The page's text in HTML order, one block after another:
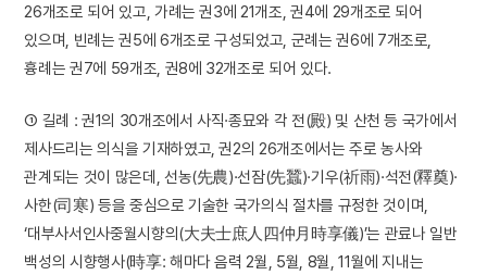
26개조로 되어 있고, 가례는 권3에 21개조, 권4에 29개조로 되어
있으며, 빈례는 권5에 6개조로 구성되었고, 군례는 권6에 7개조로,
흉례는 권7에 59개조, 권8에 32개조로 되어 있다.
① 길례 : 권1의 30개조에서 사직·종묘와 각 전(殿) 및 산천 등 국가에서
제사드리는 의식을 기재하였고, 권2의 26개조에서는 주로 농사와
관계되는 것이 많은데, 선농(先農)·선잠(先蠶)·기우(祈雨)·석전(釋奠)·
사한(司寒) 등을 중심으로 기술한 국가의식 절차를 규정한 것이며,
‘대부사서인사중월시향의(大夫士庶人四仲月時享儀)’는 관료나 일반
백성의 시향행사(時享: 해마다 음력 2월, 5월, 8월, 11월에 지내는